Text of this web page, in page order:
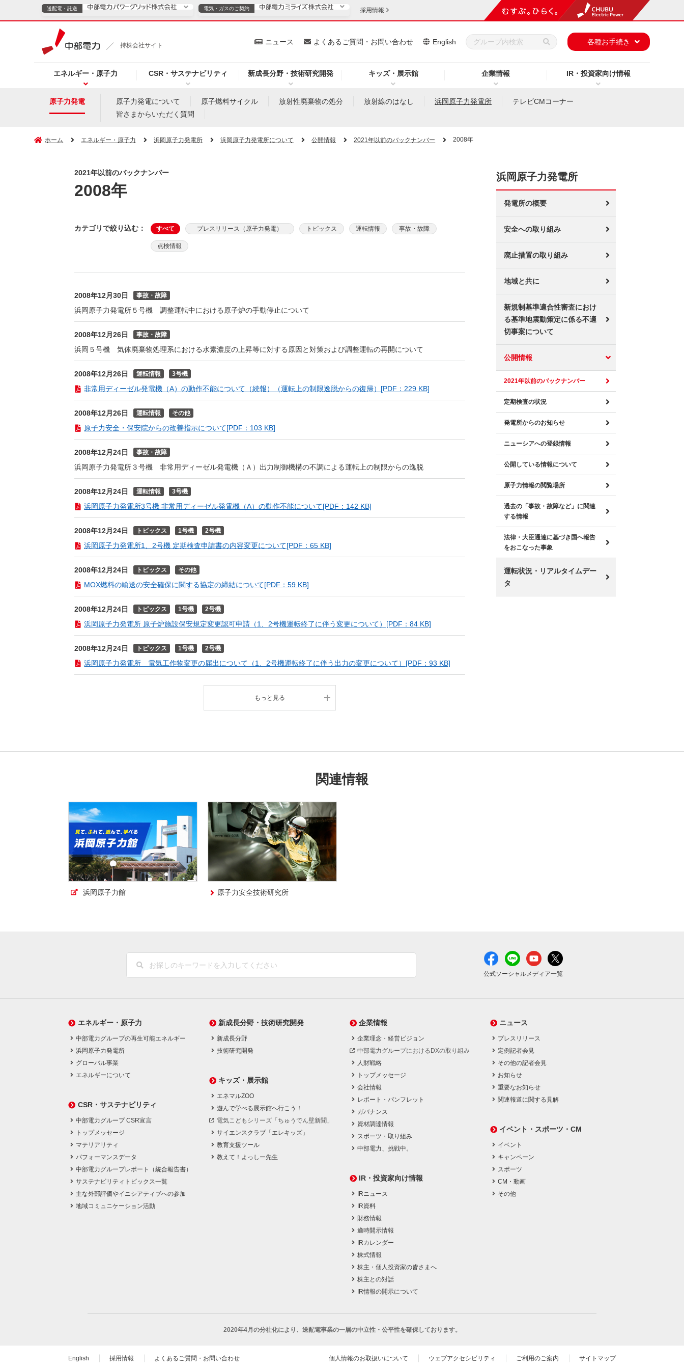
持株会社サイト
エネルギー・原子力 CSR・サステナビリティ 新成長分野・技術研究開発 キッズ・展示館 企業情報 IR・投資家向け情報
ニュース よくあるご質問・お問い合わせ English 各種お手続き
送配電・託送
ニュース（新しいウィンドウを開きます）
よくあるご質問・お問い合わせ（新しいウィンドウを開きます）
電気・ガスのご契約
電気・ガスのご契約
（新しいウィンドウを開きます）
採用情報
原子力発電 原子力発電について 原子燃料サイクル 放射性廃棄物の処分 放射線のはなし 浜岡原子力発電所
テレビCMコーナー
皆さまからいただく質問
ホーム エネルギー・原子力 浜岡原子力発電所 浜岡原子力発電所について 公開情報 2021年以前のバックナンバー 2008年
2021年以前のバックナンバー
2008年
カテゴリで絞り込む ： すべて プレスリリース（原子力発電） トピックス 運転情報 事故・故障
点検情報
2008年12月30日 事故・故障
浜岡原子力発電所５号機 調整運転中における原子炉の手動停止について
2008年12月26日 事故・故障
浜岡５号機 気体廃棄物処理系における水素濃度の上昇等に対する原因と対策および調整運転の再開について
2008年12月26日 運転情報 3号機
非常用ディーゼル発電機（A）の動作不能について（続報）（運転上の制限逸脱からの復帰）[PDF：229 KB]
2008年12月26日 運転情報 その他
原子力安全・保安院からの改善指示について[PDF：103 KB]
2008年12月24日 事故・故障
浜岡原子力発電所３号機 非常用ディーゼル発電機（Ａ）出力制御機構の不調による運転上の制限からの逸脱
2008年12月24日 運転情報 3号機
浜岡原子力発電所3号機 非常用ディーゼル発電機（A）の動作不能について[PDF：142 KB]
2008年12月24日 トピックス 1号機 2号機
浜岡原子力発電所1、2号機 定期検査申請書の内容変更について[PDF：65 KB]
2008年12月24日 トピックス その他
MOX燃料の輸送の安全確保に関する協定の締結について[PDF：59 KB]
2008年12月24日 トピックス 1号機 2号機
浜岡原子力発電所 原子炉施設保安規定変更認可申請（1、2号機運転終了に伴う変更について）[PDF：84 KB]
2008年12月24日 トピックス 1号機 2号機
浜岡原子力発電所 電気工作物変更の届出について（1、2号機運転終了に伴う出力の変更について）[PDF：93 KB]
もっと見る
浜岡原子力発電所
発電所の概要
安全への取り組み
廃止措置の取り組み
地域と共に
新規制基準適合性審査におけ
る基準地震動策定に係る不適
切事案について
公開情報
2021年以前のバックナンバー
定期検査の状況
発電所からのお知らせ
ニューシアへの登録情報
公開している情報について
原子力情報の閲覧場所
過去の「事故・故障など」に関連
する情報
法律・大臣通達に基づき国へ報告
をおこなった事象
運転状況・リアルタイムデー
タ
関連情報
浜岡原子力館 原子力安全技術研究所
公式ソーシャルメディア一覧
エネルギー・原子力
中部電力グループの再生可能エネルギー
浜岡原子力発電所
グローバル事業
エネルギーについて
CSR・サステナビリティ
中部電力グループ CSR宣言
トップメッセージ
マテリアリティ
パフォーマンスデータ
中部電力グループレポート（統合報告書）
サステナビリティトピックス一覧
主な外部評価やイニシアティブへの参加
地域コミュニケーション活動
新成長分野・技術研究開発
新成長分野
技術研究開発
キッズ・展示館
エネマルZOO
遊んで学べる展示館へ行こう！
電気こどもシリーズ「ちゅうでん壁新聞」
サイエンスクラブ「エレキッズ」
教育支援ツール
教えて！よっしー先生
企業情報
企業理念・経営ビジョン
中部電力グループにおけるDXの取り組み
人財戦略
トップメッセージ
会社情報
レポート・パンフレット
ガバナンス
資材調達情報
スポーツ・取り組み
中部電力、挑戦中。
IR・投資家向け情報
IRニュース
IR資料
財務情報
適時開示情報
IRカレンダー
株式情報
株主・個人投資家の皆さまへ
株主との対話
IR情報の開示について
ニュース
プレスリリース
定例記者会見
その他の記者会見
お知らせ
重要なお知らせ
関連報道に関する見解
イベント・スポーツ・CM
イベント
キャンペーン
スポーツ
CM・動画
その他
2020年4月の分社化により、 送配電事業の一層の中立性・公平性を確保しております。
English 採用情報 よくあるご質問・お問い合わせ 個人情報のお取扱いについて ウェブアクセシビリティ ご利用のご案内 サイトマップ